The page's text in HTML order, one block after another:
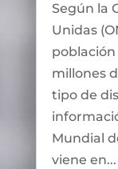
Según la
Unidas
millones
tipo de
Mundial
viene en...